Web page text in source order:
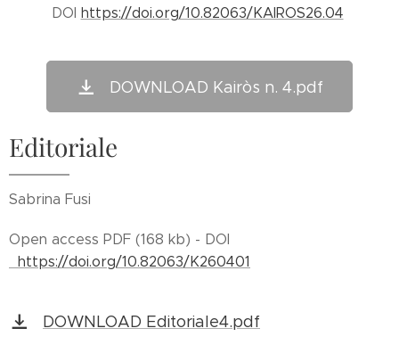
DOI https://doi.org/10.82063/KAIROS26.04
DOWNLOAD Kairòs n. 4.pdf
Editoriale
Sabrina Fusi
Open access PDF (168 kb) - DOI
https://doi.org/10.82063/K260401
DOWNLOAD Editoriale4.pdf